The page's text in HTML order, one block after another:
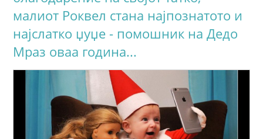
малиот Роквел стана најпознатото и
најслатко џуџе - помошник на Дедо
Мраз оваа година...